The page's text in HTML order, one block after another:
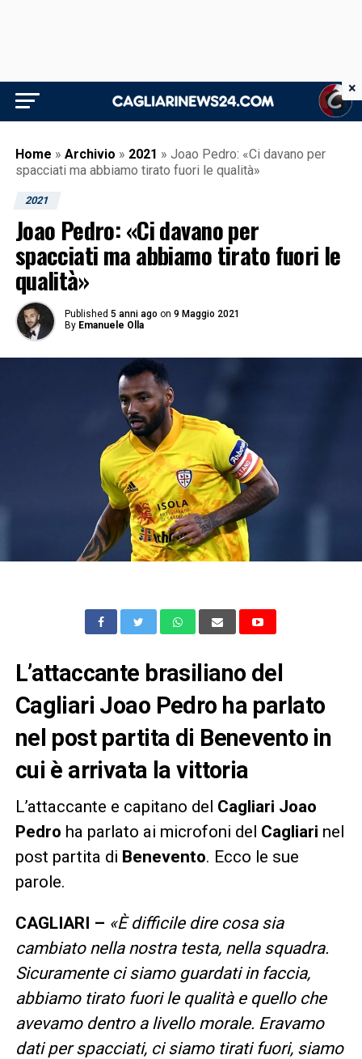
Home » Archivio » 2021 » Joao Pedro: «Ci davano per
spacciati ma abbiamo tirato fuori le qualità»
2021
Joao Pedro: «Ci davano per
spacciati ma abbiamo tirato fuori le
qualità»
Published 5 anni ago on 9 Maggio 2021
By Emanuele Olla
L’attaccante brasiliano del
Cagliari Joao Pedro ha parlato
nel post partita di Benevento in
cui è arrivata la vittoria
L’attaccante e capitano del Cagliari Joao
Pedro ha parlato ai microfoni del Cagliari nel
post partita di Benevento. Ecco le sue
parole.
CAGLIARI – «È difficile dire cosa sia
cambiato nella nostra testa, nella squadra.
Sicuramente ci siamo guardati in faccia,
abbiamo tirato fuori le qualità e quello che
avevamo dentro a livello morale. Eravamo
dati per spacciati, ci siamo tirati fuori, siamo
×